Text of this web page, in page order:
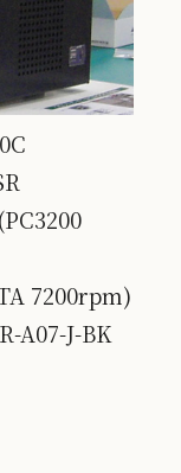
7200rpm)
A07-J-BK